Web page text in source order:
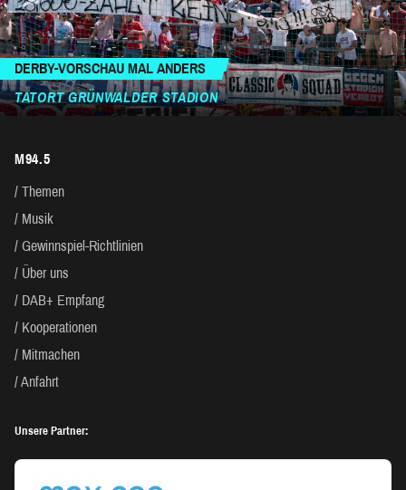
DERBY-VORSCHAU MAL ANDERS
TATORT GRÜNWALDER STADION
M94.5
Themen
Musik
Gewinnspiel-Richtlinien
Über uns
DAB+ Empfang
Kooperationen
Mitmachen
Anfahrt
Unsere Partner: